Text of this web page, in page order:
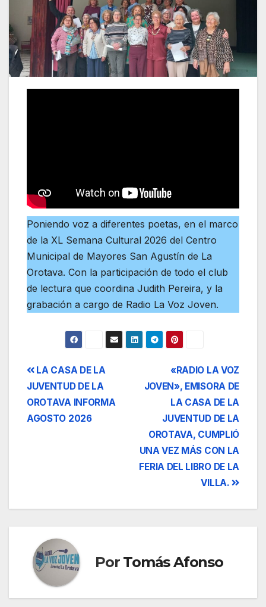
Poniendo voz a diferentes poetas, en el marco
de la XL Semana Cultural 2026 del Centro
Municipal de Mayores San Agustín de La
Orotava. Con la participación de todo el club
de lectura que coordina Judith Pereira, y la
grabación a cargo de Radio La Voz Joven.
Navegación
de
entradas
«RADIO LA VOZ
JOVEN», EMISORA DE
LA CASA DE LA
JUVENTUD DE LA
OROTAVA, CUMPLIÓ
UNA VEZ MÁS CON LA
FERIA DEL LIBRO DE LA
VILLA.
LA CASA DE LA
JUVENTUD DE LA
OROTAVA INFORMA
AGOSTO 2026
Por Tomás Afonso